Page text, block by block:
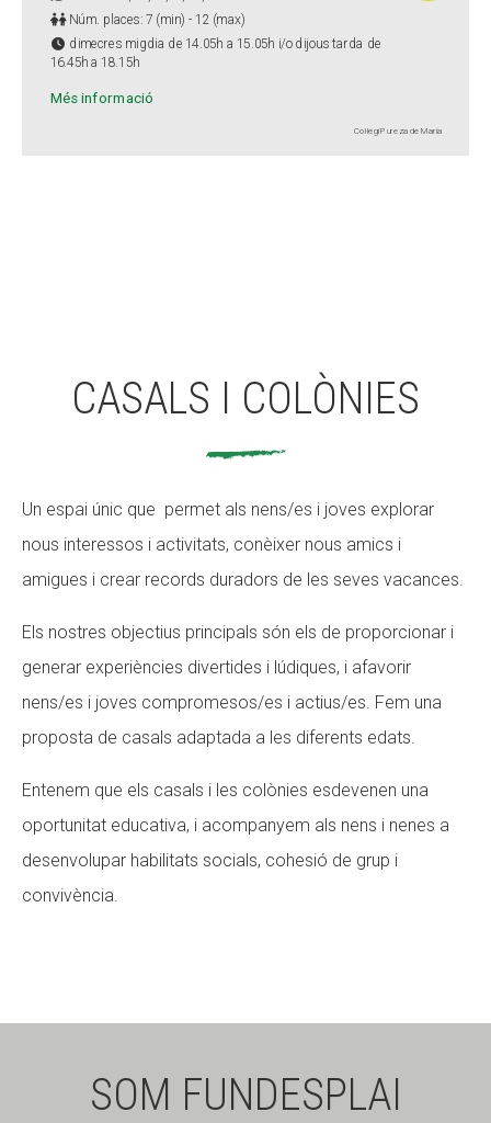
Núm. places: 7 (min) - 12 (max)
dimecres migdia de 14.05h a 15.05h i/o dijous tarda de
16.45h a 18.15h
Més informació
Col·legi Pureza de María
CASALS I COLÒNIES
Un espai únic que permet als nens/es i joves explorar
nous interessos i activitats, conèixer nous amics i
amigues i crear records duradors de les seves vacances.
Els nostres objectius principals són els de proporcionar i
generar experiències divertides i lúdiques, i afavorir
nens/es i joves compromesos/es i actius/es. Fem una
proposta de casals adaptada a les diferents edats.
Entenem que els casals i les colònies esdevenen una
oportunitat educativa, i acompanyem als nens i nenes a
desenvolupar habilitats socials, cohesió de grup i
convivència.
SOM FUNDESPLAI